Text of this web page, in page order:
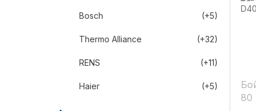
Bosch (+5)
Thermo Alliance (+32)
RENS (+11)
Haier (+5)
80